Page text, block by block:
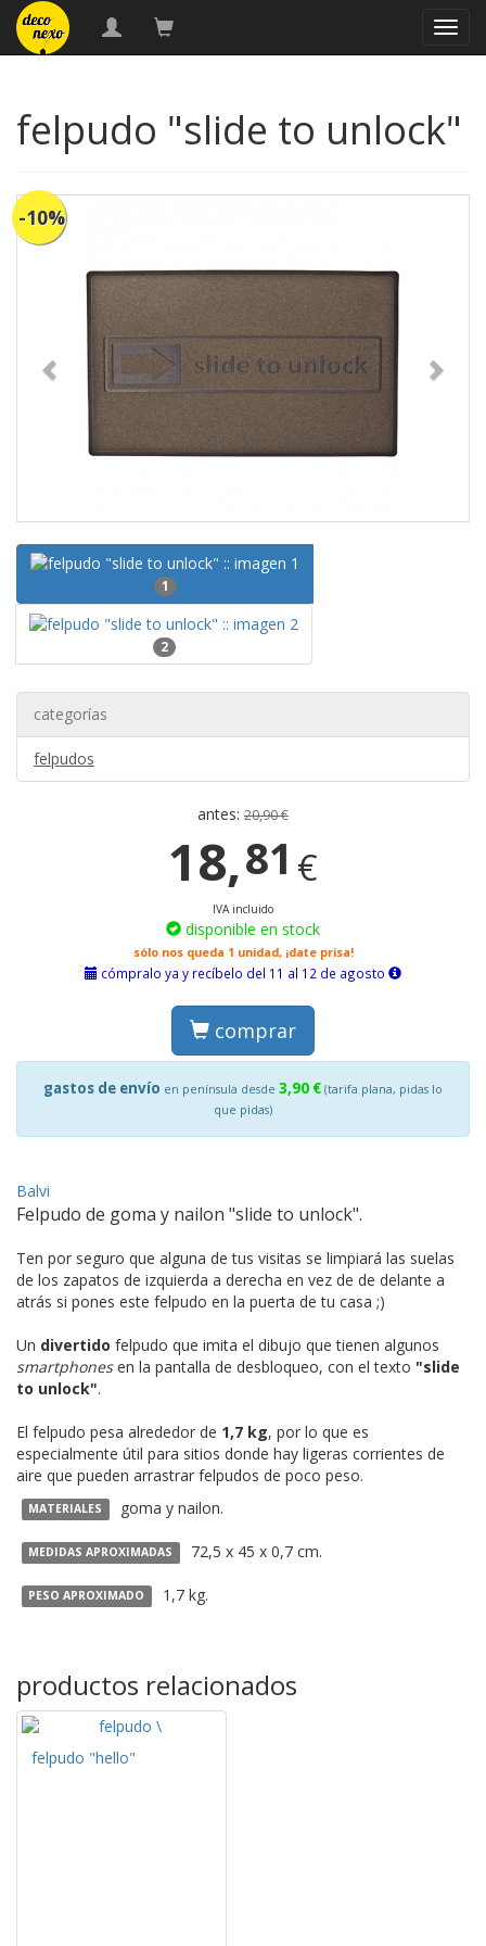
felpudo "slide to unlock"
-10%
1
2
categorías
felpudos
antes: 20,90 €
18,81 €
IVA incluido
disponible en stock
sólo nos queda 1 unidad, ¡date prisa!
cómpralo ya y recíbelo del 11 al 12 de agosto
comprar
gastos de envío en península desde 3,90 € (tarifa plana, pidas lo
que pidas)
Balvi
Felpudo de goma y nailon "slide to unlock".
Ten por seguro que alguna de tus visitas se limpiará las suelas
de los zapatos de izquierda a derecha en vez de de delante a
atrás si pones este felpudo en la puerta de tu casa ;)
Un divertido felpudo que imita el dibujo que tienen algunos
smartphonesen la pantalla de desbloqueo, con el texto "slide
to unlock".
El felpudo pesa alrededor de 1,7 kg, por lo que es
especialmente útil para sitios donde hay ligeras corrientes de
aire que pueden arrastrar felpudos de poco peso.
MATERIALES goma y nailon.
MEDIDAS APROXIMADAS 72,5 x 45 x 0,7 cm.
PESO APROXIMADO 1,7 kg.
productos relacionados
felpudo "hello"